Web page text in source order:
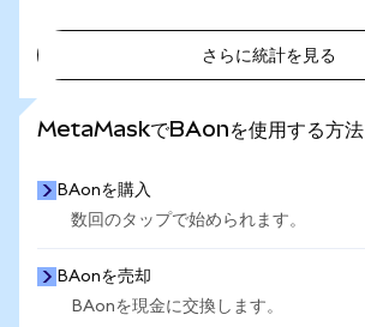
さらに統計を見る
MetaMaskでBAonを使用する方法
BAonを購入
数回のタップで始められます。
BAonを売却
BAonを現金に交換します。